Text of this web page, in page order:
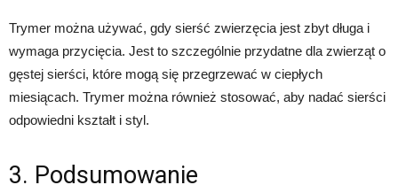
Trymer można używać, gdy sierść zwierzęcia jest zbyt długa i
wymaga przycięcia. Jest to szczególnie przydatne dla zwierząt o
gęstej sierści, które mogą się przegrzewać w ciepłych
miesiącach. Trymer można również stosować, aby nadać sierści
odpowiedni kształt i styl.
3. Podsumowanie